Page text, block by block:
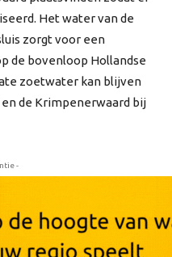
Het water van de
zorgt voor een
de bovenloop Hollandse
zoetwater kan blijven
de Krimpenerwaard bij
-